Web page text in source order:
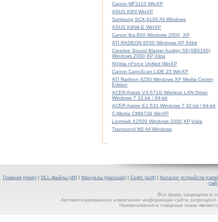
Canon MF3110 WinXP
ASUS K8N WinXP
Samsung SCX-4100 All Windows
ASUS K8N4-E WinXP
Canon lbp-800 Windows 2000, XP
ATI RADEON 9550 Windows XP 64bit
Creative Sound Blaster Audigy SE(SB0160)
Windows 2000,XP,Vista
NVidia nForce Unified WinXP
Canon CanoScan LiDE 25 WinXP
ATI Radeon 9250 Windows XP Media Center
Edition
ACER Aspire V3-571G Wireless LAN Driver
Windows 7 32-bit / 64-bit
ACER Aspire E1-531 Windows 7 32-bit / 64-bit
C-Media CMI8738 WinXP
Lexmark X2500 Windows 2000,XP,Vista
Transcend M2 All Windows
Главная (main)| DLL-файлы (dll)| Мануалы (manuals)| Софт (soft)| Каталог устройств
Все права защищены и
Автоматизированное извлечение информации сайта
Наименования и товарные знаки